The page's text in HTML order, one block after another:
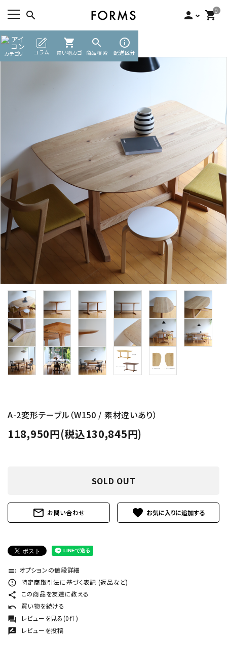
search person 0
shopping_cart
カテゴリ コラム
shopping_cart
買い物カゴ
search
商品検索
info_outline
配送区分
ACCOUNT MENU
ようこそ ゲスト 様
search
カテゴリーから探す
素材から選ぶ
インフォメーション
TOP 無垢テーブル ダイニングテーブル
A-2変形テーブル（W150 / 素材違いあり）
118,950円(税込130,845円)
SOLD OUT
mail_outline お問い合わせ favorite
toc オプションの値段詳細
error_outline 特定商取引法に基づく表記 (返品など)
share この商品を友達に教える
undo 買い物を続ける
forum レビューを見る(0件)
rate_review レビューを投稿